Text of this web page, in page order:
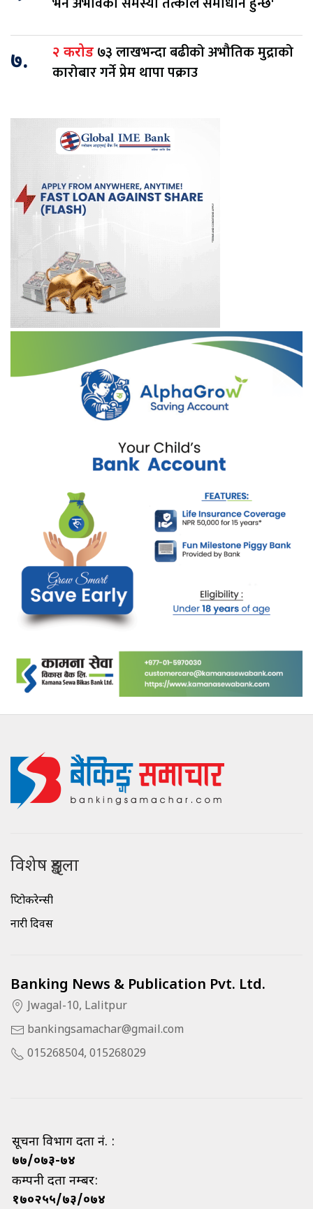
७. २ करोड ७३ लाखभन्दा बढीको अभौतिक मुद्राको
कारोबार गर्ने प्रेम थापा पक्राउ
विशेष शृङ्खला
क्रिप्टोकरेन्सी
नारी दिवस
Banking News & Publication Pvt. Ltd.
Jwagal-10, Lalitpur
bankingsamachar@gmail.com
015268504, 015268029
सूचना विभाग दर्ता नं. :
७७/०७३-७४
कम्पनी दर्ता नम्बर:
१७०२५५/७३/०७४